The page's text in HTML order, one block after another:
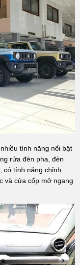
tính năng nổi bật
rửa đèn pha, đèn
có tính năng chỉnh
và cửa cốp mở ngang